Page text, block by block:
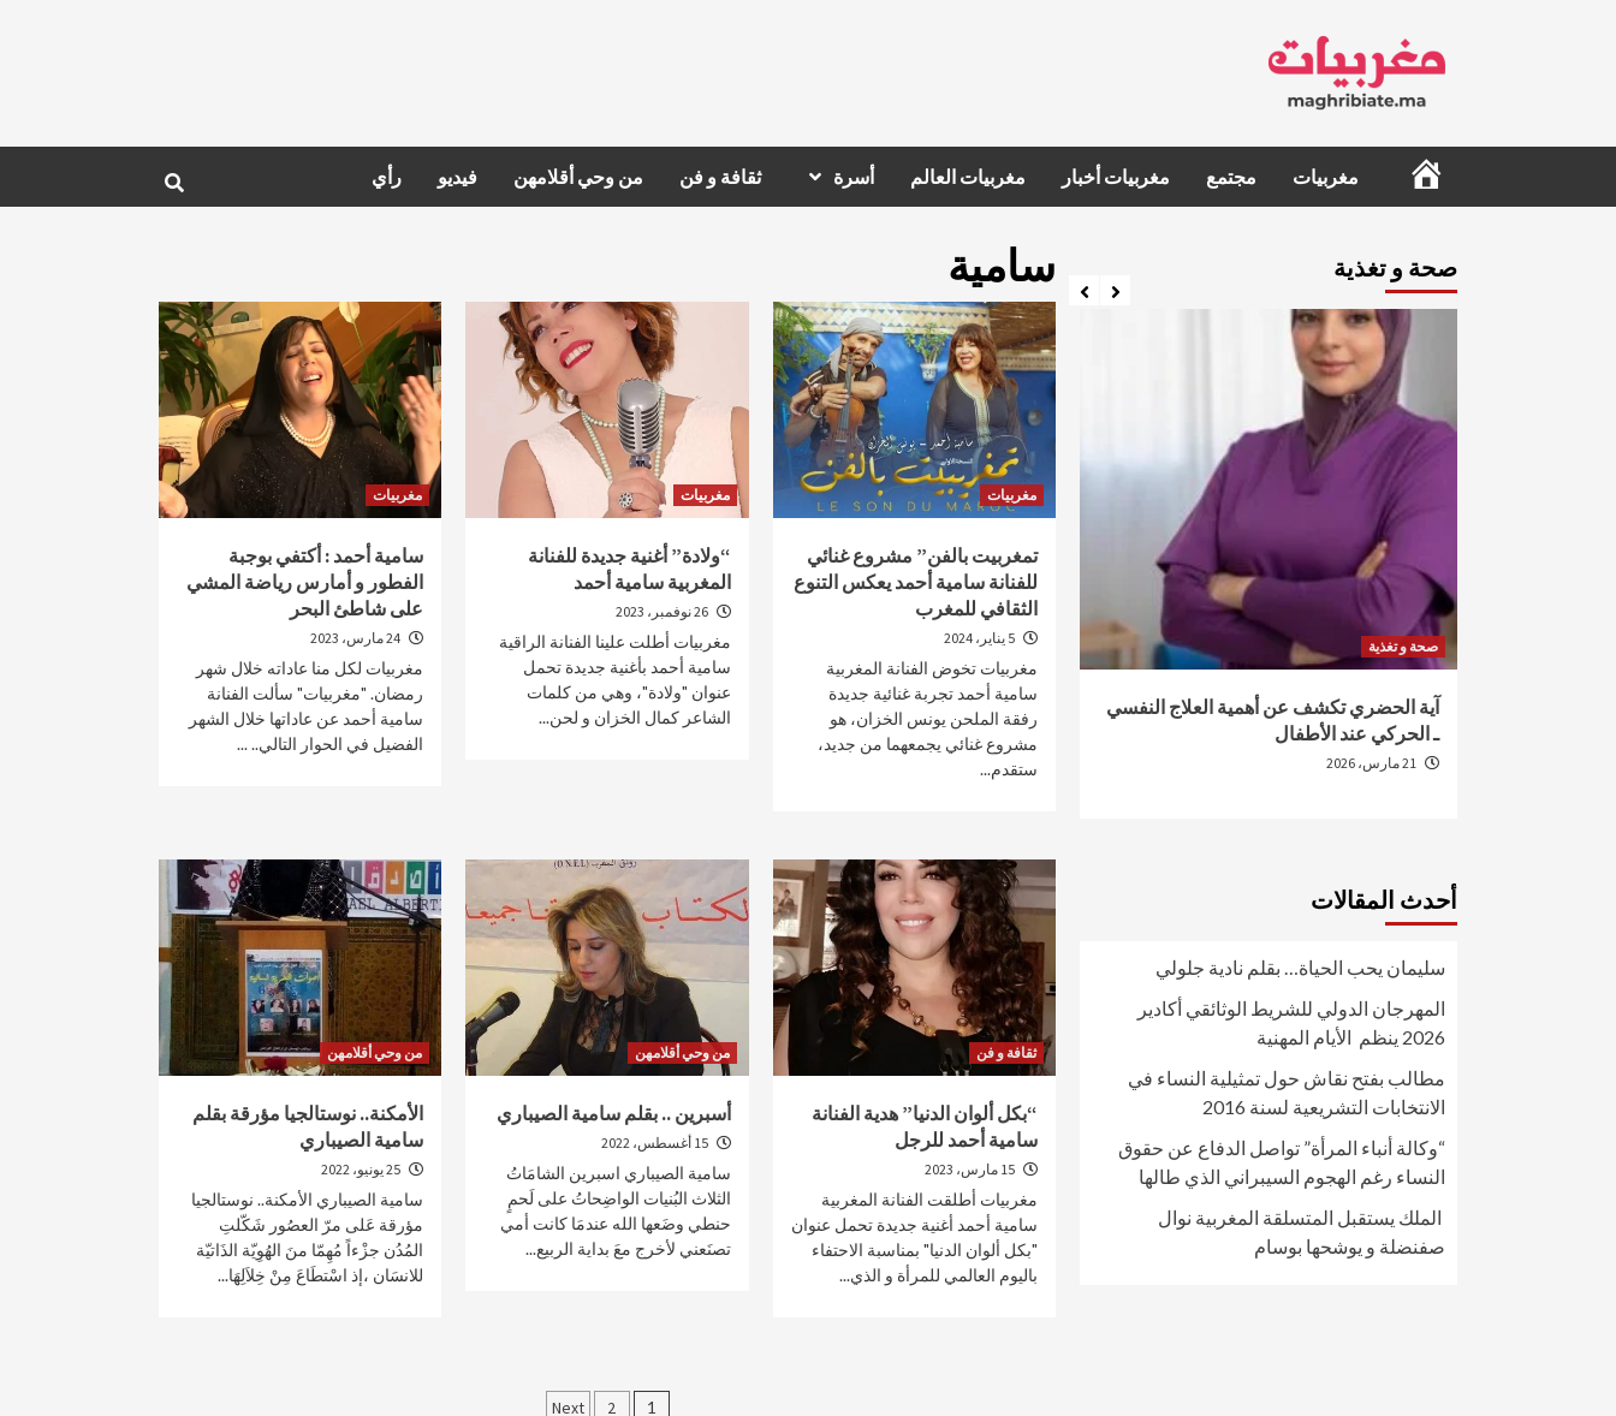
الرئيسيةمغربيات مجتمع مغربيات أخبار مغربيات العالم أسرة ثقافة و فن من وحي أقلامهن فيديو رأي
سامية
مغربيات
تمغربيت بالفن” مشروع غنائي
للفنانة سامية أحمد يعكس التنوع
الثقافي للمغرب
مغربيات تخوض الفنانة المغربية
سامية أحمد تجربة غنائية جديدة
رفقة الملحن يونس الخزان، هو
مشروع غنائي يجمعهما من جديد،
ستقدم...
مغربيات
“ولادة” أغنية جديدة للفنانة
المغربية سامية أحمد
26 نوفمبر، 2023
مغربيات أطلت علينا الفنانة الراقية
سامية أحمد بأغنية جديدة تحمل
عنوان "ولادة"، وهي من كلمات
الشاعر كمال الخزان و لحن...
مغربيات
سامية أحمد : أكتفي بوجبة
الفطور و أمارس رياضة المشي
على شاطئ البحر
مغربيات لكل منا عاداته خلال شهر
رمضان. "مغربيات" سألت الفنانة
سامية أحمد عن عاداتها خلال الشهر
الفضيل في الحوار التالي.. ...
ثقافة و فن
“بكل ألوان الدنيا” هدية الفنانة
سامية أحمد للرجل
مغربيات أطلقت الفنانة المغربية
سامية أحمد أغنية جديدة تحمل عنوان
"بكل ألوان الدنيا" بمناسبة الاحتفاء
باليوم العالمي للمرأة و الذي...
من وحي أقلامهن
أسبرين .. بقلم سامية الصيباري
15 أغسطس، 2022
سامية الصيباري اسبرين الشامَاتُ
الثلاث البُنيات الواضِحاتُ على لَحمٍ
حنطي وضَعها الله عندمَا كانت أمي
تصنَعني لأخرج معَ بداية الربيع...
من وحي أقلامهن
الأمكنة.. نوستالجيا مؤرقة بقلم
سامية الصيباري
سامية الصيباري الأمكنة.. نوستالجيا
مؤرقة عَلى مرّ العصُور شَكّلتِ
المُدُن جزْءاً مُهِمّا منَ الهُوِيّة الذَاتيّة
للانسَان ،إذ اسْتطَاعَ مِنْ خِلاَلِهَا...
1
2
Next
صحة و تغذية
صحة و تغذية
آية الحضري تكشف عن أهمية العلاج النفسي
ـ الحركي عند الأطفال
صحة و تغذية
خلال ندوة علمية…الإعلان عن انطلاق علاج
سرطان البروستات في المغرب بتقنية
“الهايفو”
صحة و تغذية
مراكش تحتضن مؤتمرا علميا يسلط الضوء
على أمراض البروستات
“نعم يمكننا وضع حد للسل”
الداء بالمغرب
أحدث المقالات
سليمان يحب الحياة… بقلم نادية جلولي
المهرجان الدولي للشريط الوثائقي أكادير
2026 ينظم الأيام المهنية
مطالب بفتح نقاش حول تمثيلية النساء في
الانتخابات التشريعية لسنة 2016
“وكالة أنباء المرأة” تواصل الدفاع عن حقوق
النساء رغم الهجوم السيبراني الذي طالها
الملك يستقبل المتسلقة المغربية نوال
صفنضلة و يوشحها بوسام